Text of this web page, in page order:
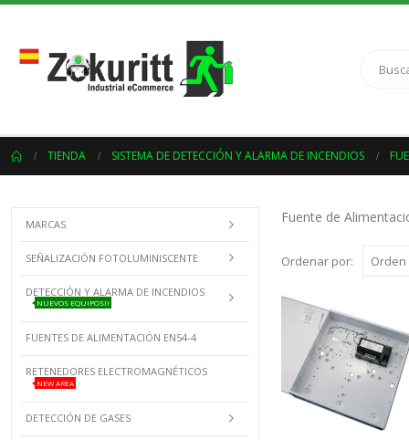
TIENDA SISTEMA DE DETECCIÓN Y ALARMA DE INCENDIOS
Fuente de
Ordenar por:
MARCAS
SEÑALIZACIÓN FOTOLUMINISCENTE
DETECCIÓN Y ALARMA DE INCENDIOS
NUEVOS EQUIPOS!!
FUENTES DE ALIMENTACIÓN EN54-4
RETENEDORES ELECTROMAGNÉTICOS
NEW AREA
DETECCIÓN DE GASES